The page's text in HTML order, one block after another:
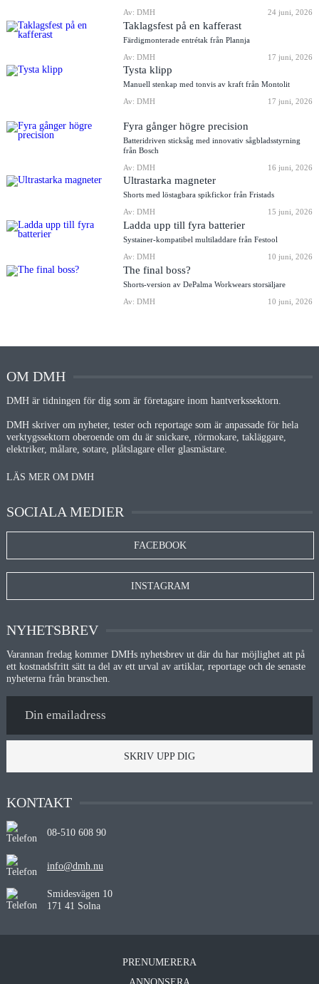
Av: DMH
24 juni, 2026
Taklagsfest på en kafferast
Färdigmonterade entrétak från Plannja
Av: DMH
17 juni, 2026
Tysta klipp
Manuell stenkap med tonvis av kraft från Montolit
Av: DMH
17 juni, 2026
Fyra gånger högre precision
Batteridriven sticksåg med innovativ sågbladsstyrning
från Bosch
Av: DMH
16 juni, 2026
Ultrastarka magneter
Shorts med löstagbara spikfickor från Fristads
Av: DMH
15 juni, 2026
Ladda upp till fyra batterier
Systainer-kompatibel multiladdare från Festool
Av: DMH
10 juni, 2026
The final boss?
Shorts-version av DePalma Workwears storsäljare
Av: DMH
10 juni, 2026
OM DMH
DMH är tidningen för dig som är företagare inom hantverkssektorn.
DMH skriver om nyheter, tester och reportage som är anpassade för hela
verktygssektorn oberoende om du är snickare, rörmokare, takläggare,
elektriker, målare, sotare, plåtslagare eller glasmästare.
LÄS MER OM DMH
SOCIALA MEDIER
FACEBOOK
INSTAGRAM
NYHETSBREV
Varannan fredag kommer DMHs nyhetsbrev ut där du har möjlighet att på
ett kostnadsfritt sätt ta del av ett urval av artiklar, reportage och de senaste
nyheterna från branschen.
SKRIV UPP DIG
KONTAKT
08-510 608 90
info@dmh.nu
Smidesvägen 10
171 41 Solna
PRENUMERERA